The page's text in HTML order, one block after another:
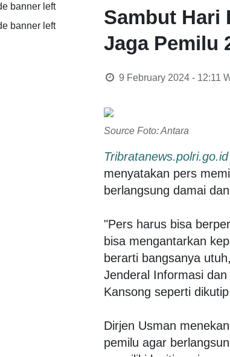
Sambut Hari
Jaga Pemilu
9 February 2024 - 12:11
Source Foto: Antara
Tribratanews.polri.go.id
menyatakan pers
berlangsung damai
"Pers harus bisa
bisa mengantarkan
berarti bangsanya
Jenderal Informasi
Kansong seperti
Dirjen Usman
pemilu agar